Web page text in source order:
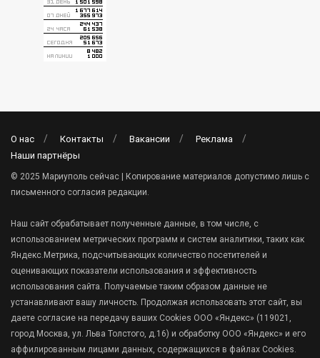
О нас Контакты Вакансии
Реклама
Наши партнёры
© 2025 Мариуполь сейчас | Копирование материалов допустимо лишь с
письменного согласия редакции.
Наш сайт обрабатывает полученные данные, в том числе, с
использованием метрических программ и систем аналитики, таких как
Яндекс.Метрика, подсчитывающих количество посетителей и
оценивающих показатели использования и эффективность
использования сайта. Получаемые таким образом данные не
устанавливают вашу личность. Продолжая использовать этот сайт, вы
даете согласие на передачу ваших Cookies ООО «Яндекс» (119021,
город Москва, ул. Льва Толстого, д.16) и обработку ООО «Яндекс» и его
аффилированным лицами данных, содержащихся в файлах Cookies.